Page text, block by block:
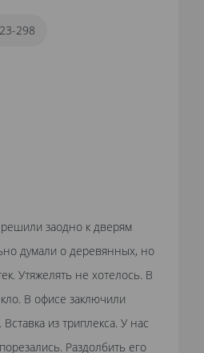
298
решили заодно к дверям
думали о деревянных, но
Утяжелять не хотелось. В
В офисе заключили
из триплекса. У нас
Раздолбить его